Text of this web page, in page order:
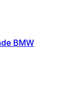
BMW